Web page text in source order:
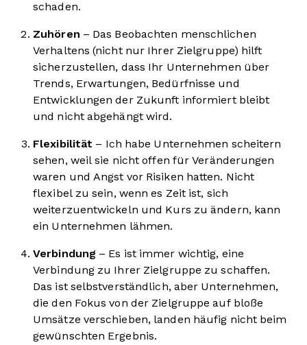
schaden.
Zuhören – Das Beobachten menschlichen
Verhaltens (nicht nur Ihrer Zielgruppe) hilft
sicherzustellen, dass Ihr Unternehmen über
Trends, Erwartungen, Bedürfnisse und
Entwicklungen der Zukunft informiert bleibt
und nicht abgehängt wird.
Flexibilität – Ich habe Unternehmen scheitern
sehen, weil sie nicht offen für Veränderungen
waren und Angst vor Risiken hatten. Nicht
flexibel zu sein, wenn es Zeit ist, sich
weiterzuentwickeln und Kurs zu ändern, kann
ein Unternehmen lähmen.
Verbindung – Es ist immer wichtig, eine
Verbindung zu Ihrer Zielgruppe zu schaffen.
Das ist selbstverständlich, aber Unternehmen,
die den Fokus von der Zielgruppe auf bloße
Umsätze verschieben, landen häufig nicht beim
gewünschten Ergebnis.